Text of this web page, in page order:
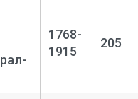
1768-
1915
205